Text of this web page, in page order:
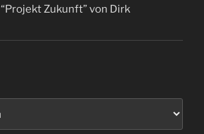
“Projekt Zukunft” von Dirk